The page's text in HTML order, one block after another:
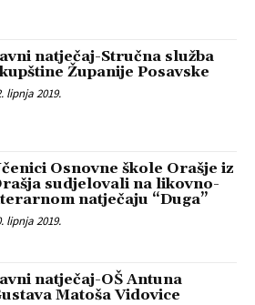
natječaj-Stručna služba
Županije Posavske
lipnja 2019.
Osnovne škole Orašje iz
sudjelovali na likovno-
natječaju “Duga”
lipnja 2019.
natječaj-OŠ Antuna
Matoša Vidovice